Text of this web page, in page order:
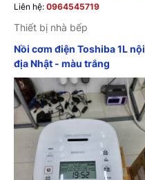
Liên hệ: 0964545719
Thiết bị nhà bếp
Nồi cơm điện Toshiba 1L nội
địa Nhật - màu trắng